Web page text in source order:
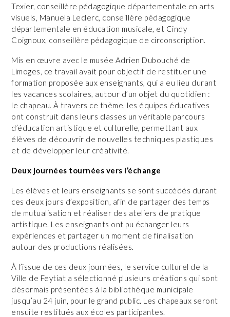
Texier, conseillère pédagogique départementale en arts
visuels, Manuela Leclerc, conseillère pédagogique
départementale en éducation musicale, et Cindy
Coignoux, conseillère pédagogique de circonscription.
Mis en œuvre avec le musée Adrien Dubouché de
Limoges, ce travail avait pour objectif de restituer une
formation proposée aux enseignants, qui a eu lieu durant
les vacances scolaires, autour d’un objet du quotidien :
le chapeau. À travers ce thème, les équipes éducatives
ont construit dans leurs classes un véritable parcours
d’éducation artistique et culturelle, permettant aux
élèves de découvrir de nouvelles techniques plastiques
et de développer leur créativité.
Deux journées tournées vers l’échange
Les élèves et leurs enseignants se sont succédés durant
ces deux jours d’exposition, afin de partager des temps
de mutualisation et réaliser des ateliers de pratique
artistique. Les enseignants ont pu échanger leurs
expériences et partager un moment de finalisation
autour des productions réalisées.
À l’issue de ces deux journées, le service culturel de la
Ville de Feytiat a sélectionné plusieurs créations qui sont
désormais présentées à la bibliothèque municipale
jusqu’au 24 juin, pour le grand public. Les chapeaux seront
ensuite restitués aux écoles participantes.